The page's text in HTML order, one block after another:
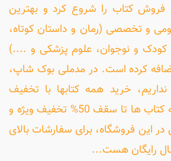
فروش کتاب را شروع کرد و بهترین
و تخصصی (رمان و داستان کوتاه،
کودک و نوجوان، علوم پزشکی و ....)
کرده است. در مدملی بوک شاپ،
خرید همه کتابها با تخفیف
انجام می شود و کلیه کتاب ها تا سقف 50% تخفیف ویژه و
این فروشگاه، برای سفارشات بالای